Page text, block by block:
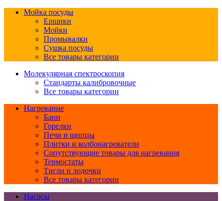
Мойка посуды
Ершики
Мойки
Промывалки
Сушка посуды
Все товары категории
Молекулярная спектроскопия
Стандарты калибровочные
Все товары категории
Нагревание
Бани
Горелки
Печи и щипцы
Плитки и колбонагреватели
Сопутствующие товары для нагревания
Термостаты
Тигли и лодочки
Все товары категории
Насосы